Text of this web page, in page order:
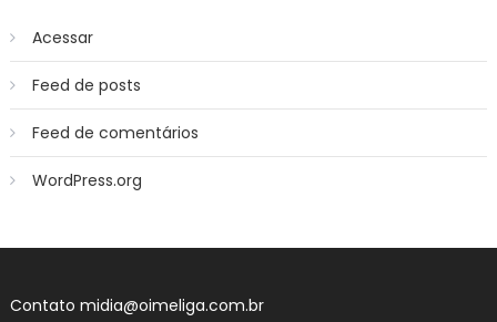
Acessar
Feed de posts
Feed de comentários
WordPress.org
Contato midia@oimeliga.com.br